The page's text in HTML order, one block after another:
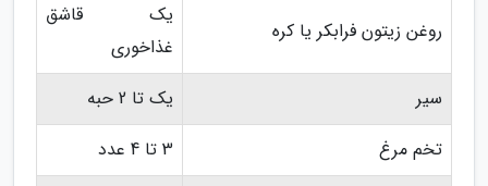
روغن زیتون فرابکر یا کره
یک قاشق
غذاخوری
سیر
یک تا 2 حبه
تخم مرغ
3 تا 4 عدد